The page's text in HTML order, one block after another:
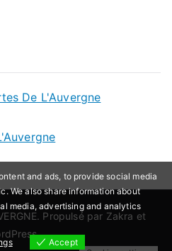
De L'Auvergne
. Propulsé par Zakra et
.
and ads, to provide social media
We also share information about
media, advertising and analytics
Accept